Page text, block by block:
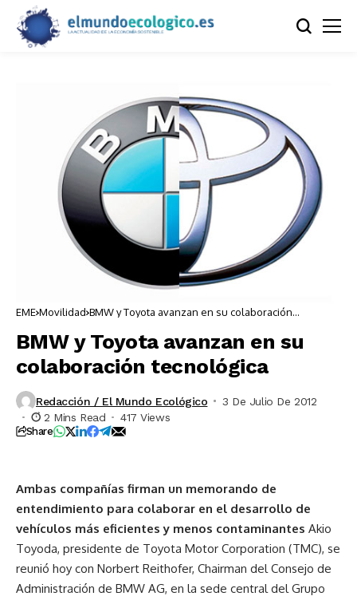
EME Movilidad BMW y Toyota avanzan en su colaboración
BMW y Toyota avanzan en su
colaboración tecnológica
Redacción / El Mundo Ecológico
3 De Julio De 2012
2 Mins Read
417 Views
Share
Ambas compañías firman un memorando de
entendimiento para colaborar en el desarrollo de
vehículos más eficientes y menos contaminantes Akio
Toyoda, presidente de Toyota Motor Corporation (TMC), se
reunió hoy con Norbert Reithofer, Chairman del Consejo de
Administración de BMW AG, en la sede central del Grupo